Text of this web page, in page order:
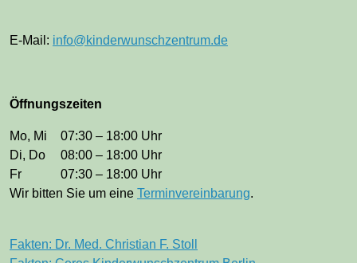
E-Mail: info@kinderwunschzentrum.de
Öffnungszeiten
Mo, Mi
07:30 – 18:00 Uhr
Di, Do
08:00 – 18:00 Uhr
Fr
07:30 – 18:00 Uhr
Wir bitten Sie um eine Terminvereinbarung.
Fakten: Dr. Med. Christian F. Stoll